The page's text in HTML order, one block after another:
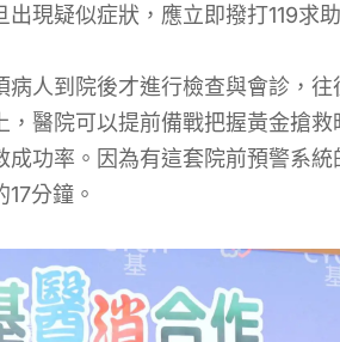
現疑似症狀，應立即撥打119求
人到院後才進行檢查與會診，
醫院可以提前備戰把握黃金搶
功率。因為有這套院前預警系
分鐘。